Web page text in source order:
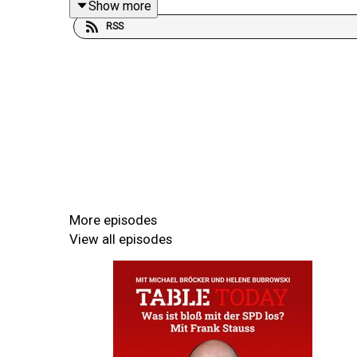
FDP, aber ich will alles dafür tun, dass die
verschaffen kann: „Die Frage ist, und das
Sie entscheiden besser, weil Sie besser
Analyse und mit jedem Hintergrundstück einen
verbinden den Qualitätsanspruch von
Professional Briefings kostenlos kennenlernen:
Show more
RSS
More episodes
View all episodes